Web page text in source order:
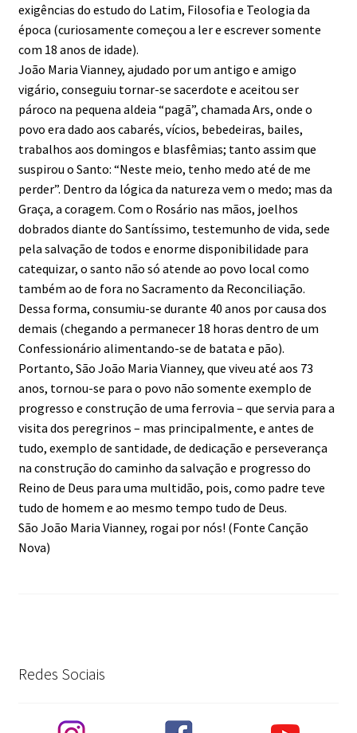
exigências do estudo do Latim, Filosofia e Teologia da
época (curiosamente começou a ler e escrever somente
com 18 anos de idade).
João Maria Vianney, ajudado por um antigo e amigo
vigário, conseguiu tornar-se sacerdote e aceitou ser
pároco na pequena aldeia “pagã”, chamada Ars, onde o
povo era dado aos cabarés, vícios, bebedeiras, bailes,
trabalhos aos domingos e blasfêmias; tanto assim que
suspirou o Santo: “Neste meio, tenho medo até de me
perder”. Dentro da lógica da natureza vem o medo; mas da
Graça, a coragem. Com o Rosário nas mãos, joelhos
dobrados diante do Santíssimo, testemunho de vida, sede
pela salvação de todos e enorme disponibilidade para
catequizar, o santo não só atende ao povo local como
também ao de fora no Sacramento da Reconciliação.
Dessa forma, consumiu-se durante 40 anos por causa dos
demais (chegando a permanecer 18 horas dentro de um
Confessionário alimentando-se de batata e pão).
Portanto, São João Maria Vianney, que viveu até aos 73
anos, tornou-se para o povo não somente exemplo de
progresso e construção de uma ferrovia – que servia para a
visita dos peregrinos – mas principalmente, e antes de
tudo, exemplo de santidade, de dedicação e perseverança
na construção do caminho da salvação e progresso do
Reino de Deus para uma multidão, pois, como padre teve
tudo de homem e ao mesmo tempo tudo de Deus.
São João Maria Vianney, rogai por nós! (Fonte Canção
Nova)
Redes Sociais